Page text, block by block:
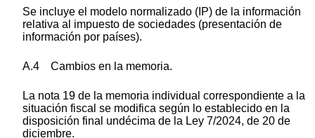
Se incluye el modelo normalizado (IP) de la información
relativa al impuesto de sociedades (presentación de
información por países).
A.4 Cambios en la memoria.
La nota 19 de la memoria individual correspondiente a la
situación fiscal se modifica según lo establecido en la
disposición final undécima de la Ley 7/2024, de 20 de
diciembre.